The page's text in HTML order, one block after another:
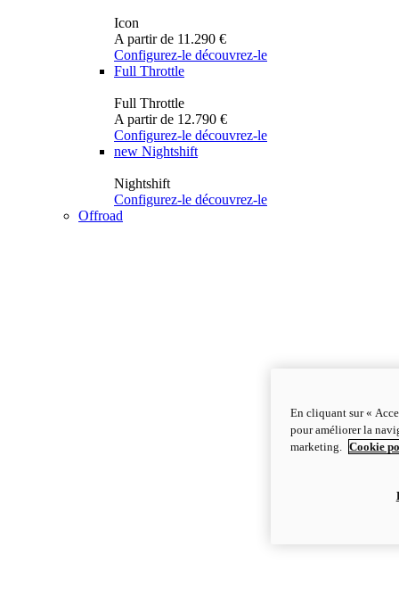
Icon
A partir de 11.290 €
Configurez-le découvrez-le
Full Throttle
Full Throttle
A partir de 12.790 €
Configurez-le découvrez-le
new Nightshift
Nightshift
Configurez-le découvrez-le
Offroad
En cliquant sur «
pour améliorer la
marketing.
Cookie